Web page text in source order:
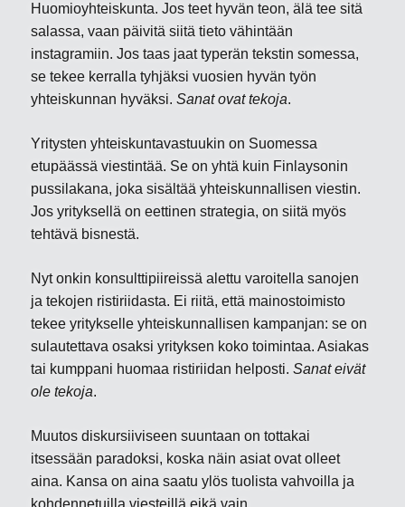
Huomioyhteiskunta. Jos teet hyvän teon, älä tee sitä
salassa, vaan päivitä siitä tieto vähintään
instagramiin. Jos taas jaat typerän tekstin somessa,
se tekee kerralla tyhjäksi vuosien hyvän työn
yhteiskunnan hyväksi.Sanat ovat tekoja.
Yritysten yhteiskuntavastuukin on Suomessa
etupäässä viestintää. Se on yhtä kuin Finlaysonin
pussilakana, joka sisältää yhteiskunnallisen viestin.
Jos yrityksellä on eettinen strategia, on siitä myös
tehtävä bisnestä.
Nyt onkin konsulttipiireissä alettu varoitella sanojen
ja tekojen ristiriidasta. Ei riitä, että mainostoimisto
tekee yritykselle yhteiskunnallisen kampanjan: se on
sulautettava osaksi yrityksen koko toimintaa. Asiakas
tai kumppani huomaa ristiriidan helposti.Sanat eivät
ole tekoja.
Muutos diskursiiviseen suuntaan on tottakai
itsessään paradoksi, koska näin asiat ovat olleet
aina. Kansa on aina saatu ylös tuolista vahvoilla ja